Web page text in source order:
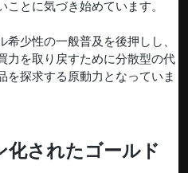
とに気づき始めています。
少性の一般普及を後押しし、
力を取り戻すために分散型の代
を探求する原動力となっていま
化されたゴールド